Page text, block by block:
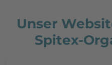
Unser
Spitex-